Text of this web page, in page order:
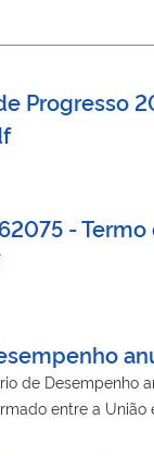
Progresso
- Termo
de Desempenho
entre a União